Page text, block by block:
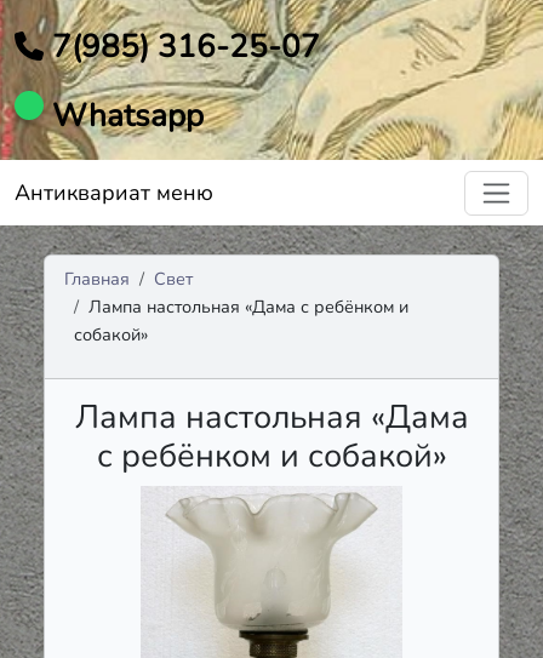
7(985) 316-25-07
Whatsapp
Антиквариат меню
Главная
Свет
Лампа настольная «Дама с ребёнком и
собакой»
Лампа настольная «Дама
с ребёнком и собакой»